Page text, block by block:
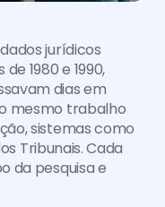
jurídicos
1980 e 1990,
dias em
mesmo trabalho
sistemas como
Tribunais. Cada
da pesquisa e